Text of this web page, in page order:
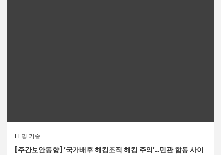
IT 및 기술
[주간보안동향] ‘국가배후 해킹조직 해킹 주의’…민관 합동 사이